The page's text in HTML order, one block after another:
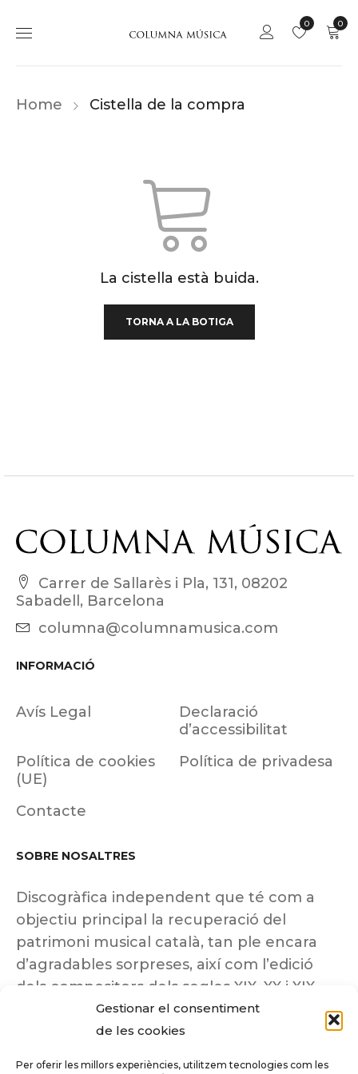
Gestionar el consentiment
de les cookies
Per oferir les millors experiències, utilitzem tecnologies com les
0
0
Home Cistella de la compra
La cistella està buida.
TORNA A LA BOTIGA
Carrer de Sallarès i Pla, 131, 08202
Sabadell, Barcelona
columna@columnamusica.com
INFORMACIÓ
Avís Legal
Declaració
d’accessibilitat
Política de cookies
(UE)
Política de privadesa
Contacte
SOBRE NOSALTRES
Discogràfica independent que té com a
objectiu principal la recuperació del
patrimoni musical català, tan ple encara
d’agradables sorpreses, així com l’edició
dels compositors dels segles XIX, XX i XIX
insuficientment coneguts.